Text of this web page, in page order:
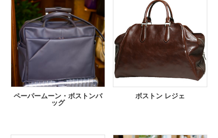
ペーパームーン・ボストンバ
ッグ
ボストン レジェ